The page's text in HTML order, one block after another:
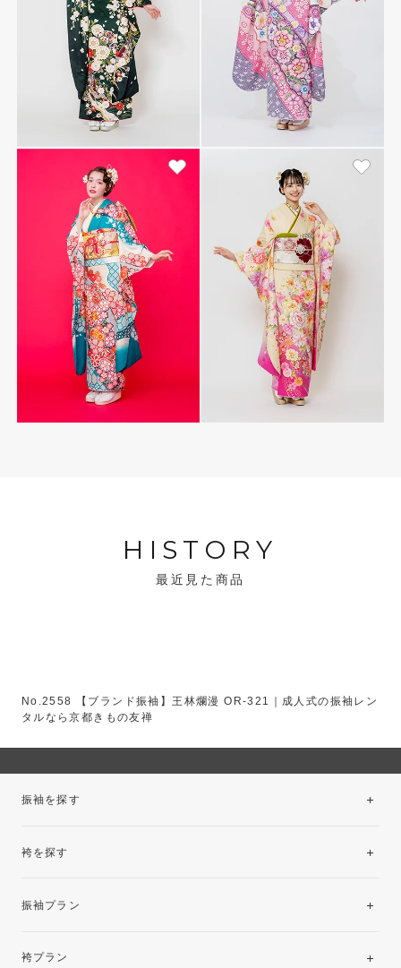
HISTORY
最近見た商品
No.2558 【ブランド振袖】王林爛漫 OR-321｜成人式の振袖レン
タルなら京都きもの友禅
振袖を探す
袴を探す
振袖プラン
レンタルプラン
袴プラン